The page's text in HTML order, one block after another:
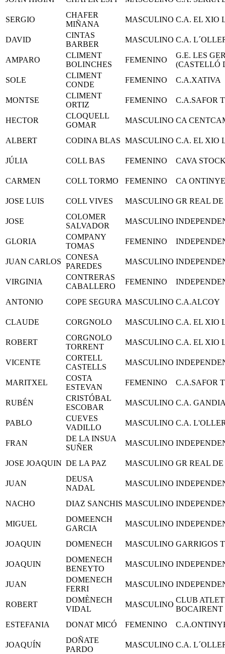
SERGIO
CHAFER
MIÑANA
MASCULINO C.A. EL XIO
DAVID
CINTAS
BARBER
MASCULINO C.A.
AMPARO
CLIMENT
BOLINCHES
FEMENINO
G.E. LES
(CASTELLÓ
SOLE
CLIMENT
CONDE
FEMENINO C.A.XATIVA
MONTSE
CLIMENT
ORTIZ
FEMENINO C.A.SAFOR
HECTOR
CLOQUELL
GOMAR
MASCULINO CA
ALBERT CODINA BLAS MASCULINO C.A. EL XIO
JÚLIA COLL BAS FEMENINO CAVA
CARMEN COLL TORMO FEMENINO CA
JOSE LUIS COLL VIVES MASCULINO GR REAL
JOSE
COLOMER
SALVADOR
MASCULINO
GLORIA
COMPANY
TOMAS
FEMENINO
JUAN CARLOS
CONESA
PAREDES
MASCULINO
VIRGINIA
CONTRERAS
CABALLERO
FEMENINO
ANTONIO COPE SEGURA MASCULINO C.A.ALCOY
CLAUDE CORGNOLO MASCULINO C.A. EL XIO
ROBERT
CORGNOLO
TORRENT
MASCULINO C.A. EL XIO
VICENTE
CORTELL
CASTELLS
MASCULINO
MARITXEL
COSTA
ESTEVAN
FEMENINO C.A.SAFOR
RUBÉN
CRISTÓBAL
ESCOBAR
MASCULINO C.A.
PABLO
CUEVES
VADILLO
MASCULINO C.A.
FRAN
DE LA INSUA
SUÑER
MASCULINO
JOSE JOAQUIN DE LA PAZ MASCULINO GR REAL
JUAN
DEUSA
NADAL
MASCULINO
NACHO DIAZ SANCHIS MASCULINO
MIGUEL
DOMEENCH
GARCIA
MASCULINO
JOAQUIN DOMENECH MASCULINO GARRIGOS
JOAQUIN
DOMENECH
BENEYTO
MASCULINO
JUAN
DOMENECH
FERRI
MASCULINO
ROBERT
DOMÈNECH
VIDAL
MASCULINO
CLUB
BOCAIRENT
ESTEFANIA
DONAT MICÓ FEMENINO
JOAQUÍN
DOÑATE
PARDO
MASCULINO C.A.